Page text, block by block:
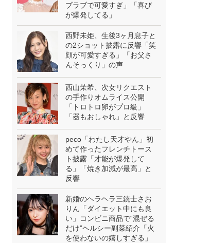
ブラブで可愛すぎ」「喜び
が爆発してる」
西野未姫、生後3ヶ月息子と
の2ショット披露に反響「笑
顔が可愛すぎる」「お父さ
んそっくり」の声
西山茉希、次女リクエスト
の手作りオムライス公開
「トロトロ卵がプロ級」
「器もおしゃれ」と反響
peco「わたし天才やん」初
めて作ったフレンチトース
ト披露「才能が爆発して
る」「焼き加減が最高」と
反響
新婚のヘラヘラ三銃士さお
りん「ダイエット中にも良
い」コンビニ商品で“混ぜる
だけ”ヘルシー副菜紹介「火
を使わないの嬉しすぎる」